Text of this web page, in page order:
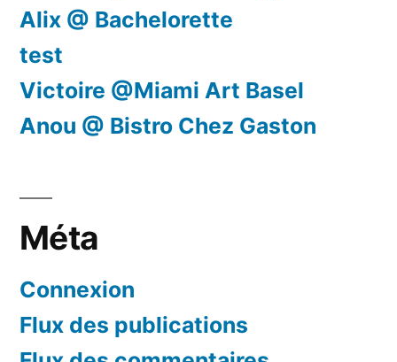
Alix @ Bachelorette
test
Victoire @Miami Art Basel
Anou @ Bistro Chez Gaston
Méta
Connexion
Flux des publications